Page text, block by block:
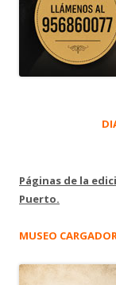
Páginas de la
Puerto.
MUSEO